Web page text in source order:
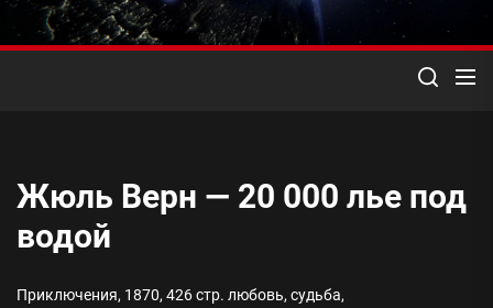
Жюль Верн — 20 000 лье под
водой
Приключения, 1870, 426 стр. любовь, судьба,